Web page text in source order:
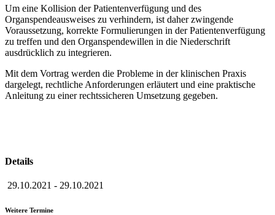
Um eine Kollision der Patientenverfügung und des
Organspendeausweises zu verhindern, ist daher zwingende
Voraussetzung, korrekte Formulierungen in der Patientenverfügung
zu treffen und den Organspendewillen in die Niederschrift
ausdrücklich zu integrieren.
Mit dem Vortrag werden die Probleme in der klinischen Praxis
dargelegt, rechtliche Anforderungen erläutert und eine praktische
Anleitung zu einer rechtssicheren Umsetzung gegeben.
Details
29.10.2021 - 29.10.2021
Weitere Termine